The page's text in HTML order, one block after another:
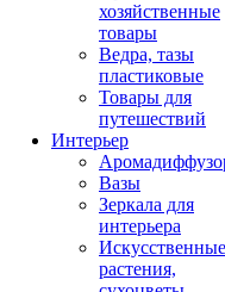
хозяйственные
товары
Ведра, тазы
пластиковые
Товары для
путешествий
Интерьер
Вазы
Зеркала для
интерьера
Искусственные
растения,